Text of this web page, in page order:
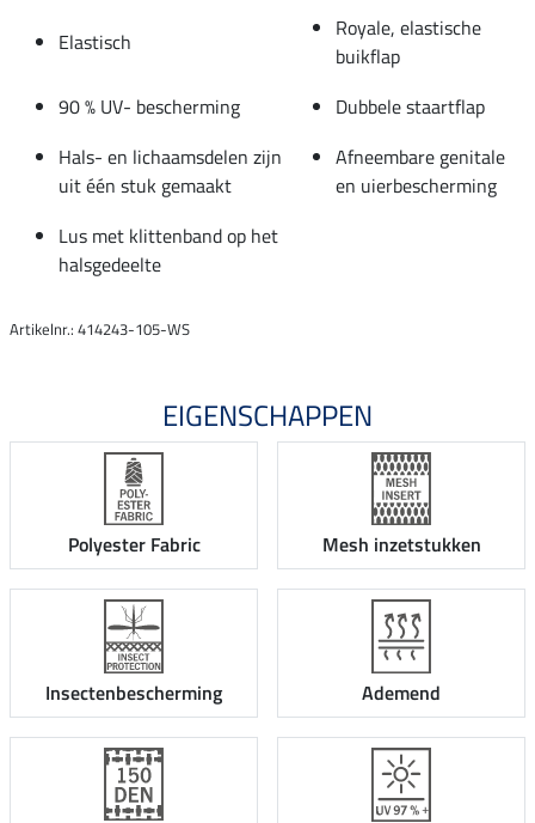
Elastisch
Royale, elastische
buikflap
90 % UV- bescherming
Dubbele staartflap
Hals- en lichaamsdelen zijn
uit één stuk gemaakt
Afneembare genitale
en uierbescherming
Lus met klittenband op het
halsgedeelte
Artikelnr.: 414243-105-WS
EIGENSCHAPPEN
Polyester Fabric Mesh inzetstukken
Insectenbescherming Ademend